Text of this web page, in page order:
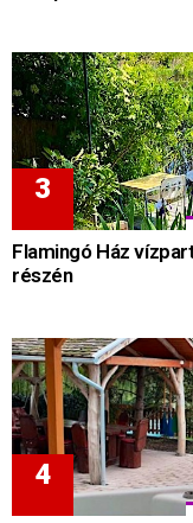
Flamingó Ház
részén